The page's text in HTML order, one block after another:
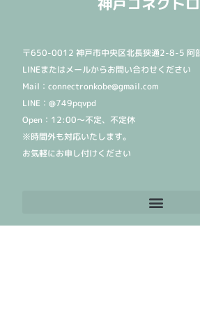
〒650-0012 神戸市中央区北長狭通2-8-5 阿
LINEまたはメールからお問い合わせください
Mail：connectronkobe@gmail.com
LINE：@749pqvpd
Open：12:00〜不定、不定休
※時間外も対応いたします。
お気軽にお申し付けください